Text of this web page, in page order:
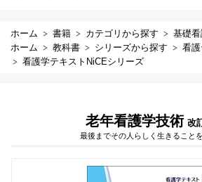
ホーム 書籍 カテゴリから探す 基礎
ホーム
教科書 シリーズから探す
看護
看護学テキストNiCEシリーズ
老年看護学技術 改
最後までその人らしく生きること